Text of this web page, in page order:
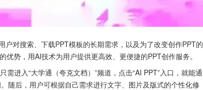
户对搜索、下载PPT模板的长期需求，以及为了改变创作PPT的
势，用AI技术为用户提供更高效、更便捷的PPT创作服务。
进入“大学通（夸克文档）”频道，点击“AI PPT”入口，就能通
随后，用户可根据自己需求进行文字、图片及版式的个性化修